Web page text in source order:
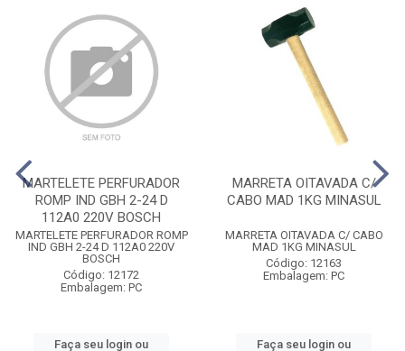
MARTELETE PERFURADOR
ROMP IND GBH 2-24 D
112A0 220V BOSCH
MARTELETE PERFURADOR ROMP
IND GBH 2-24 D 112A0 220V
BOSCH
Código: 12172
Embalagem: PC
Faça seu login ou
MARRETA OITAVADA C/
CABO MAD 1KG MINASUL
MARRETA OITAVADA C/ CABO
MAD 1KG MINASUL
Código: 12163
Embalagem: PC
Faça seu login ou